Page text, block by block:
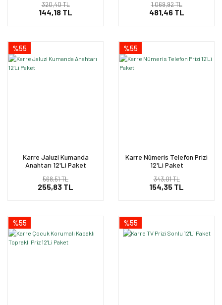
320,40 TL
144,18 TL
1.069,92 TL
481,46 TL
%55
Karre Jaluzi Kumanda
Anahtarı 12'Li Paket
568,51 TL
255,83 TL
%55
Karre Nümeris Telefon Prizi
12'Li Paket
343,01 TL
154,35 TL
%55 %55